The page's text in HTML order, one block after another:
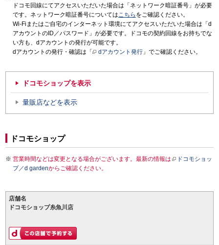
ドコモ回線にてアクセスいただいた場合は「ネットワーク暗証番号」が必要
です。ネットワーク暗証番号についてはこちら をご確認ください。
Wi-Fiまたはご自宅のインターネット環境にてアクセスいただいた場合は「d
アカウントのID／パスワード」が必要です。ドコモの契約回線をお持ちでな
い方も、dアカウントの発行が可能です。
dアカウントの発行・確認は「
dアカウント発行 」でご確認ください。
ドコモショップを表示
量販店などを表示
ドコモショップ
営業時間などは変更となる場合がございます。最新の情報は
ドコモショッ
プ／d gardenからご確認ください。
店舗名
ドコモショップ糸魚川店